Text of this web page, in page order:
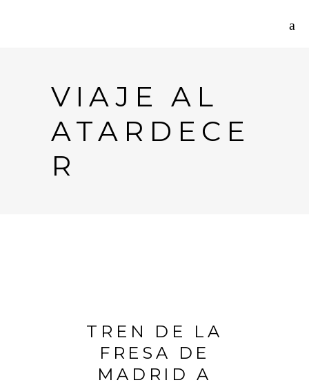
VIAJE AL
ATARDECE
R
TREN DE LA
FRESA DE
MADRID A